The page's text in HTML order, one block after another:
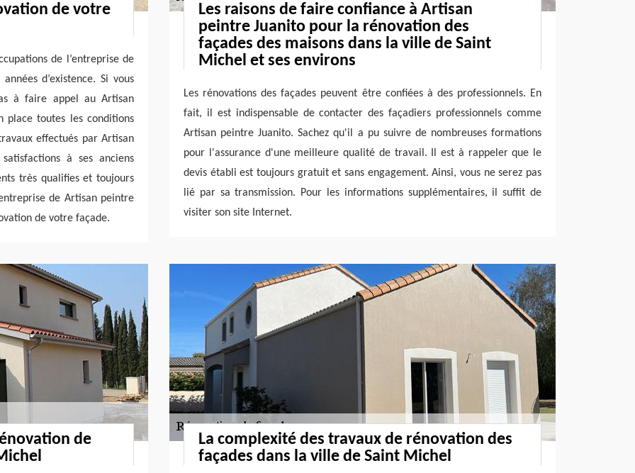
de votre
de l’entreprise de
d’existence. Si vous
à faire appel au Artisan
toutes les conditions
effectués par Artisan
à ses anciens
très qualifies et toujours
de Artisan peintre
de votre façade.
Les raisons de faire confiance à Artisan
peintre Juanito pour la rénovation des
façades des maisons dans la ville de Saint
Michel et ses environs
Les rénovations des façades peuvent être confiées à des professionnels. En
fait, il est indispensable de contacter des façadiers professionnels comme
Artisan peintre Juanito. Sachez qu'il a pu suivre de nombreuses formations
pour l'assurance d'une meilleure qualité de travail. Il est à rappeler que le
devis établi est toujours gratuit et sans engagement. Ainsi, vous ne serez pas
lié par sa transmission. Pour les informations supplémentaires, il suffit de
visiter son site Internet.
de
La complexité des travaux de rénovation des
façades dans la ville de Saint Michel